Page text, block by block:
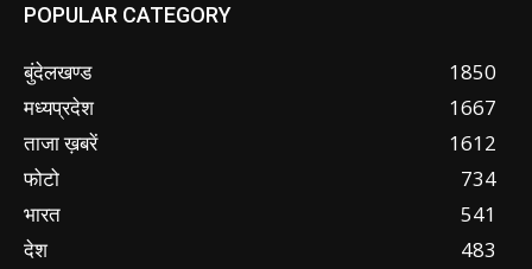
POPULAR CATEGORY
बुंदेलखण्ड
1850
मध्यप्रदेश
1667
ताजा ख़बरें
1612
फोटो
734
भारत
541
देश
483